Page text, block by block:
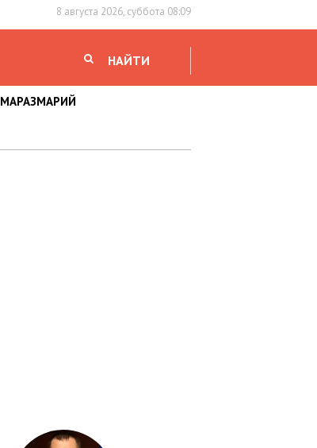
8 августа 2026, суббота 08:09
НАЙТИ
МАРАЗМАРИЙ